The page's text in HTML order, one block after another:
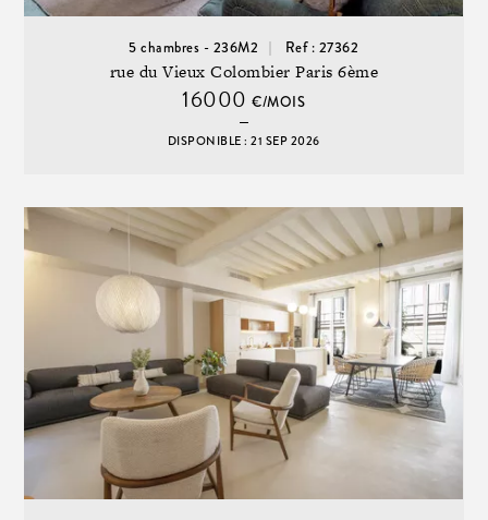
5 chambres - 236M2 Ref : 27362
rue du Vieux Colombier Paris 6ème
16000€/MOIS
DISPONIBLE : 21 SEP 2026